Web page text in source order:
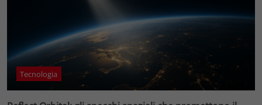
Tecnologia